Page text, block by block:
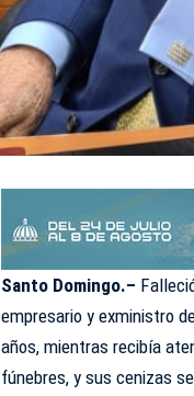
Santo Domingo.–
empresario y exministro
años, mientras recibía
fúnebres, y sus cenizas